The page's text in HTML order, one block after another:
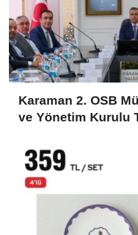
Karaman 2. OSB
ve Yönetim Kurulu